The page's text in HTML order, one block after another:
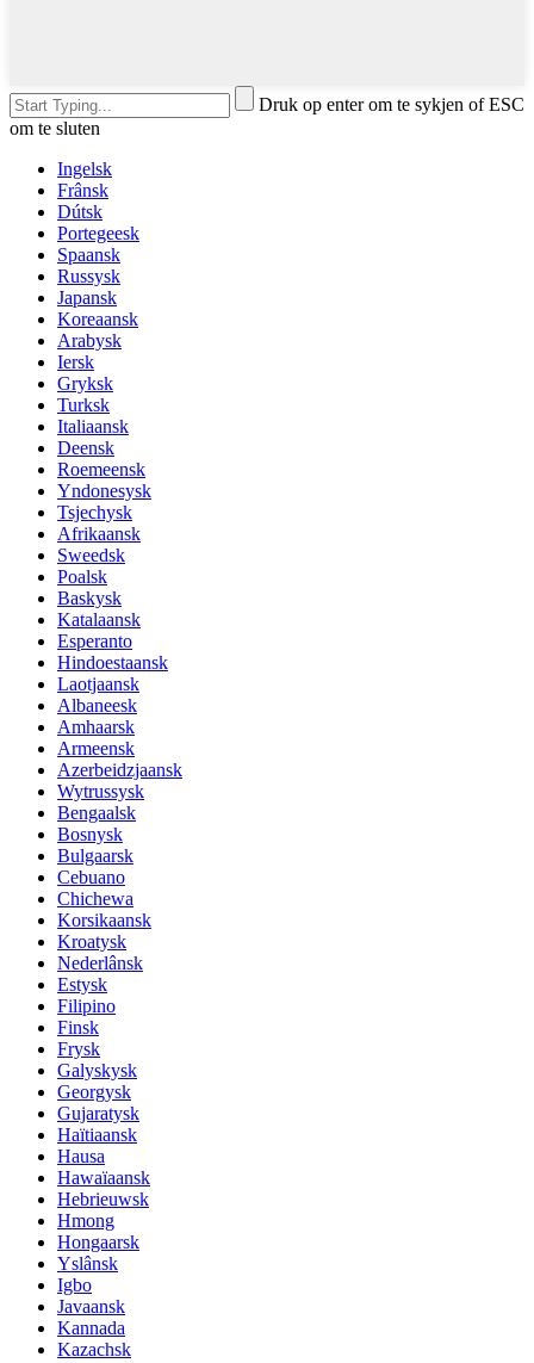
Druk op enter om te sykjen of ESC
om te sluten
Ingelsk
Frânsk
Dútsk
Portegeesk
Spaansk
Russysk
Japansk
Koreaansk
Arabysk
Iersk
Gryksk
Turksk
Italiaansk
Deensk
Roemeensk
Yndonesysk
Tsjechysk
Afrikaansk
Sweedsk
Poalsk
Baskysk
Katalaansk
Esperanto
Hindoestaansk
Laotjaansk
Albaneesk
Amhaarsk
Armeensk
Azerbeidzjaansk
Wytrussysk
Bengaalsk
Bosnysk
Bulgaarsk
Cebuano
Chichewa
Korsikaansk
Kroatysk
Nederlânsk
Estysk
Filipino
Finsk
Frysk
Galyskysk
Georgysk
Gujaratysk
Haïtiaansk
Hausa
Hawaïaansk
Hebrieuwsk
Hmong
Hongaarsk
Yslânsk
Igbo
Javaansk
Kannada
Kazachsk